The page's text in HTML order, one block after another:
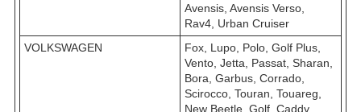
Avensis, Avensis Verso,
Rav4, Urban Cruiser
VOLKSWAGEN
Fox, Lupo, Polo, Golf Plus,
Vento, Jetta, Passat, Sharan,
Bora, Garbus, Corrado,
Scirocco, Touran, Touareg,
New Beetle, Golf, Caddy,